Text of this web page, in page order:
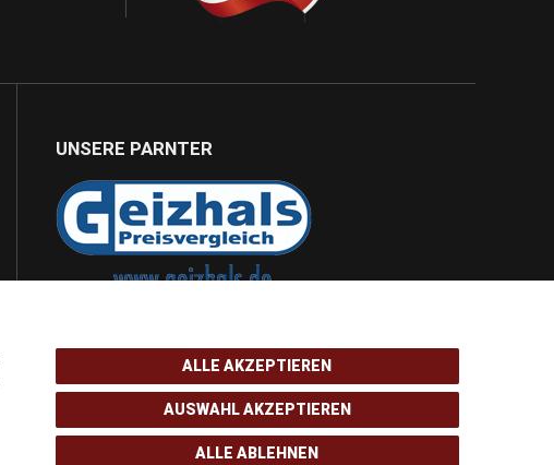
UNSERE PARNTER
ALLE AKZEPTIEREN
AUSWAHL AKZEPTIEREN
ALLE ABLEHNEN